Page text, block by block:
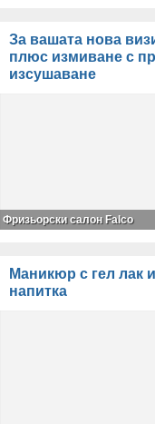
За вашата нова
плюс измиване с
изсушаване
Фризьорски салон Falco
Маникюр с гел лак
напитка